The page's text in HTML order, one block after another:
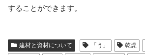
することができます。
建材と資材について 「う」 乾燥